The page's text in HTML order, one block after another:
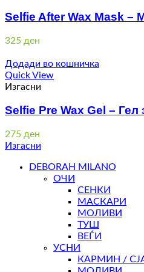
Selfie After Wax Mask –
325 ден
Додади во кошничка
Quick View
Изгасни
Selfie Pre Wax Gel – Гел
275 ден
Изгасни
DEBORAH MILANO
ОЧИ
СЕНКИ
МАСКАРИ
МОЛИВИ
ТУШ
ВЕЃИ
УСНИ
КАРМИН /